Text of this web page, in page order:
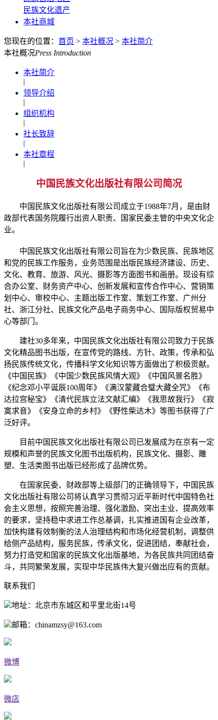
民族文化遗产
本社商城
您现在的位置： 首页 > 本社概况 > 本社简介
本社概况Press Introduction
本社简介
|
领导介绍
|
组织机构
|
社长致辞
|
本社章程
|
中国民族文化出版社有限公司简况
中国民族文化出版社有限公司成立于1988年7月，是由财
政部代表国务院履行出资人职责、国家民委主管的中央文化企
业。
中国民族文化出版社有限公司旨在为少数民族、民族地区
和党的民族工作服务，业务范围是出版民族经济建设、历史、
文化、教育、旅游、风光、摄影等方面图书和画册。现设有综
合办公室、财务资产中心、创新发展和宣传合作中心、营销策
划中心、审校中心、主题出版工作室、策划工作室、广州分
社、浙江分社、民族文化产品电子商务中心、国际版权贸易中
心等部门。
建社30多年来，中国民族文化出版社有限公司致力于民族
文化精品图书出版，在宣传党的路线、方针、政策，传承和弘
扬民族传统文化，传播科学文化知识等方面做出了积极贡献。
《中国民族》《中国少数民族风情大观》《中国风景名胜》
《纪念邓小平诞辰100周年》《满汉蒙藏合璧大藏全咒》《布
达拉宫秘宝》《清代民族立法文献汇编》《我思故我行》《寂
寞求音》《安身立命的乡村》《野性柴达木》等图书获得了广
泛好评。
目前中国民族文化出版社有限公司已发展成为在京有一定
规模和声誉的民族文化图书出版机构，民族文化、摄影、雕
塑、生活类图书出版已经形成了品牌优势。
在国家民委、财政部等上级部门的正确领导下，中国民族
文化出版社有限公司将认真学习贯彻习近平新时代中国特色社
会主义思想，按照完善治理、强化激励、突出主业、提高效率
的要求，坚持稳中求进工作总基调，扎实推进国有企业改革，
加快构建有效制衡的法人治理结构和市场化经营机制，调整供
给侧产品结构，服务民族，传承文化，促进团结，奉献社会，
努力打造党和国家的民族文化出版基地，为各民族共同团结奋
斗，共同繁荣发展，实现中华民族伟大复兴做出应有的贡献。
联系我们
地址：北京市东城区和平里北街14号
邮箱：chinamzsy@163.com
微博
微店